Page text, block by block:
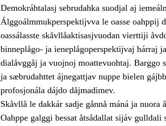
Demokráhtalasj sebrudahka suodjal aj
Álggoálmmukperspektijvva le oasse oahppij
oassálasste skåvllåaktisasjvuodan vierttiji
binneplågo- ja ieneplågoperspektijvaj hárraj
dialåvggåj ja vuojnoj moattevuohtaj. Barggo
ja sæbrudahttet ájnegattjav nuppe bielen
profosjonála dájdo dåjmadimev.
Skåvllå le dakkár sadje gånnå máná ja
Oahppe galggi bessat åtsådallat sijáv